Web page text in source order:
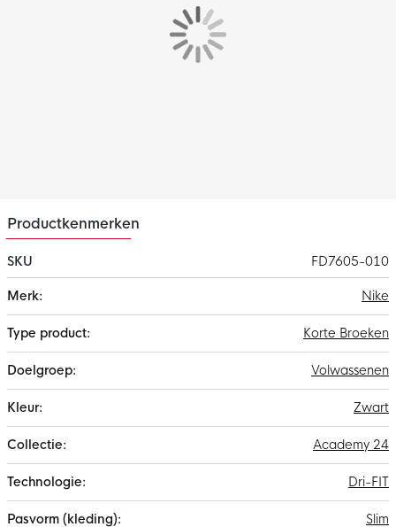
blijven focussen op jouw training.
Het Nike trainingsbroekje is gemaakt van 100% gerecycled
Productkenmerken
SKU
FD7605-010
informatie
Nike
Korte Broeken
Volwassenen
Zwart
Academy 24
Dri-FIT
Slim